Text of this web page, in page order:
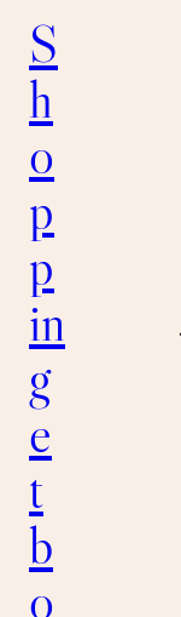
S
h
o
p
p
in
g
e
t
b
o